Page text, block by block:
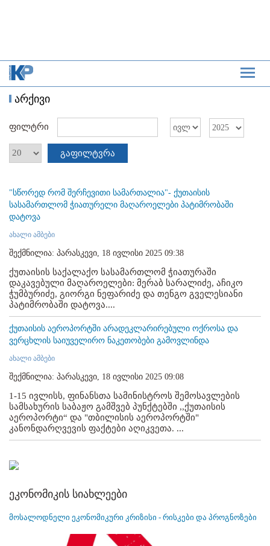
არქივი
ფილტრი
გაფილტვრა
"სწორედ რომ შერჩევითი სამართალია"- ქუთაისის
სასამართლომ ჭიათურელი მაღაროელები პატიმრობაში
დატოვა
ახალი ამბები
შექმნილია: პარასკევი, 18 ივლისი 2025 09:38
ქუთაისის საქალაქო სასამართლომ ჭიათურაში
დაკავებული მაღაროელები: მერაბ სარალიძე, აჩიკო
ჭუმბურიძე, გიორგი ნეფარიძე და თენგო გველესიანი
პატიმრობაში დატოვა....
ქუთაისის აეროპორტში არადეკლარირებული ოქროსა და
ვერცხლის საიუველირო ნაკეთობები გამოვლინდა
ახალი ამბები
შექმნილია: პარასკევი, 18 ივლისი 2025 09:08
1-15 ივლისს, ფინანსთა სამინისტროს შემოსავლების
სამსახურის საბაჟო გამშვებ პუნქტებში ,,ქუთაისის
აეროპორტი“ და "თბილისის აეროპორტში"
კანონდარღვევის ფაქტები აღიკვეთა. ...
ეკონომიკის სიახლეები
მოსალოდნელი ეკონომიკური კრიზისი - რისკები და პროგნოზები